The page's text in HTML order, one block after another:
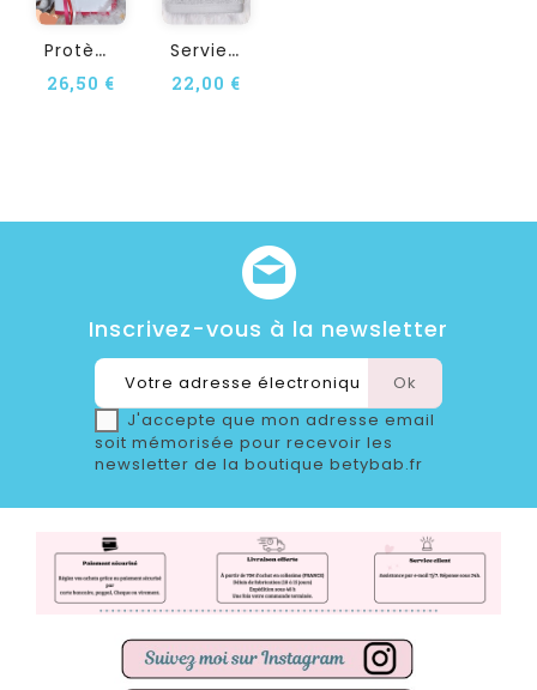
P
Rotège Carnet De Santé...
26,50 €
S
Erviette De Douche Ou De...
22,00 €
Inscrivez-vous à la newsletter
J'accepte que mon adresse email
soit mémorisée pour recevoir les
newsletter de la boutique betybab.fr